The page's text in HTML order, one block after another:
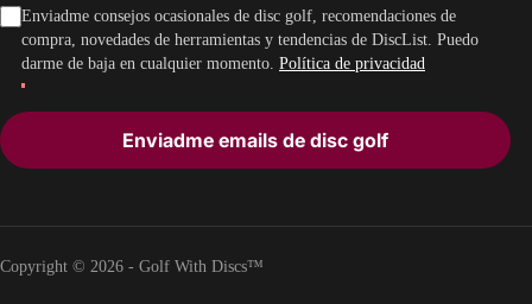
Enviadme consejos ocasionales de disc golf, recomendaciones de
compra, novedades de herramientas y tendencias de DiscList. Puedo
darme de baja en cualquier momento. Política de privacidad
Enviadme emails de disc golf
Copyright © 2026 - Golf With Discs™